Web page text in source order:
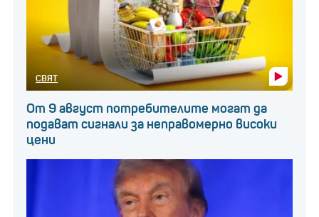
СВЯТ
От 9 август потребителите могат да
подават сигнали за неправомерно високи
цени